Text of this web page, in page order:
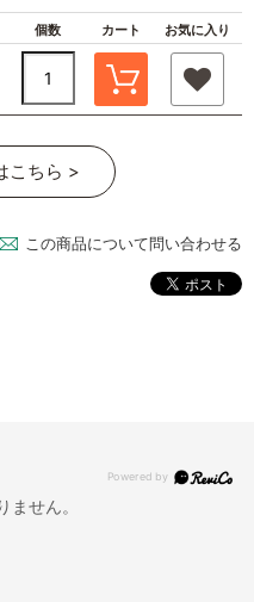
個数 カート お気に入り
こちら >
この商品について問い合わせる
ません。